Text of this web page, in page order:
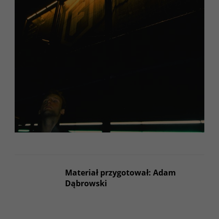
Materiał przygotował: Adam
Dąbrowski